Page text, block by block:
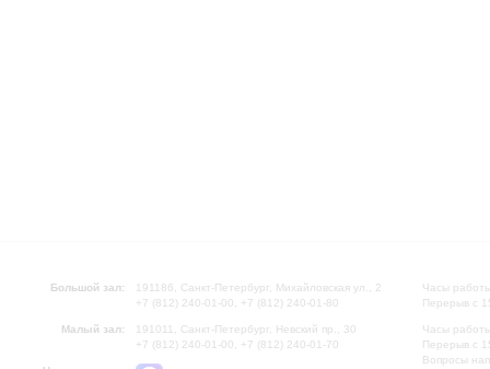
Большой зал:
191186, Санкт-Петербург, Михайловская ул., 2
+7 (812) 240-01-00, +7 (812) 240-01-80
Малый зал:
191011, Санкт-Петербург, Невский пр., 30
+7 (812) 240-01-00, +7 (812) 240-01-70
Часы
Перерыв с
Часы
Перерыв с
Вопросы